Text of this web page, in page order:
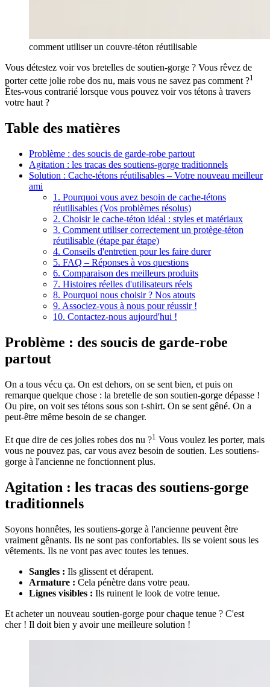
comment utiliser un couvre-téton réutilisable
Vous détestez voir vos bretelles de soutien-gorge ? Vous rêvez de
porter cette jolie robe dos nu, mais vous ne savez pas comment ?1
Êtes-vous contrarié lorsque vous pouvez voir vos tétons à travers
votre haut ?
Table des matières
Problème : des soucis de garde-robe partout
Agitation : les tracas des soutiens-gorge traditionnels
Solution : Cache-tétons réutilisables – Votre nouveau meilleur
ami
1. Pourquoi vous avez besoin de cache-tétons
réutilisables (Vos problèmes résolus)
2. Choisir le cache-téton idéal : styles et matériaux
3. Comment utiliser correctement un protège-téton
réutilisable (étape par étape)
4. Conseils d'entretien pour les faire durer
5. FAQ – Réponses à vos questions
6. Comparaison des meilleurs produits
7. Histoires réelles d'utilisateurs réels
8. Pourquoi nous choisir ? Nos atouts
9. Associez-vous à nous pour réussir !
10. Contactez-nous aujourd'hui !
Problème : des soucis de garde-robe
partout
On a tous vécu ça. On est dehors, on se sent bien, et puis on
remarque quelque chose : la bretelle de son soutien-gorge dépasse !
Ou pire, on voit ses tétons sous son t-shirt. On se sent gêné. On a
peut-être même besoin de se changer.
Et que dire de ces jolies robes dos nu ?1 Vous voulez les porter, mais
vous ne pouvez pas, car vous avez besoin de soutien. Les soutiens-
gorge à l'ancienne ne fonctionnent plus.
Agitation : les tracas des soutiens-gorge
traditionnels
Soyons honnêtes, les soutiens-gorge à l'ancienne peuvent être
vraiment gênants. Ils ne sont pas confortables. Ils se voient sous les
vêtements. Ils ne vont pas avec toutes les tenues.
Sangles : Ils glissent et dérapent.
Armature : Cela pénètre dans votre peau.
Lignes visibles : Ils ruinent le look de votre tenue.
Et acheter un nouveau soutien-gorge pour chaque tenue ? C'est
cher ! Il doit bien y avoir une meilleure solution !